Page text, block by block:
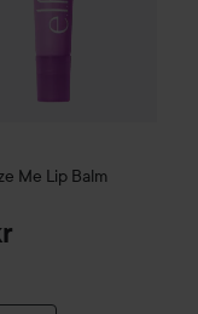
Me Lip Balm